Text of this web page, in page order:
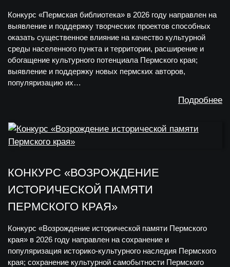
Конкурс «Пермская библиотека» в 2026 году направлен на
выявление и поддержку творческих проектов способных
оказать существенное влияние на качество культурной
среды населенного пункта и территории, расширение и
обогащение культурного потенциала Пермского края;
выявление и поддержку новых пермских авторов,
популяризацию их…
Подробнее
КОНКУРС «ВОЗРОЖДЕНИЕ
ИСТОРИЧЕСКОЙ ПАМЯТИ
ПЕРМСКОГО КРАЯ»
Конкурс «Возрождение исторической памяти Пермского
края» в 2026 году направлен на сохранение и
популяризация историко-культурного наследия Пермского
края; сохранение культурной самобытности Пермского